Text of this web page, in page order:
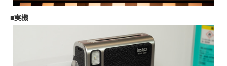
実機